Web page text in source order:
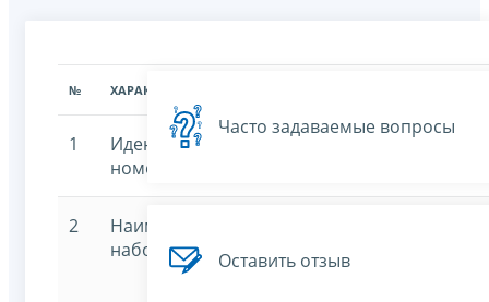
№ ХАРАКТЕРИСТИКА
1
Идентификационный
номер
7707329152-
2
Наименование
набора данных
несколькими
Часто задаваемые вопросы
Оставить отзыв